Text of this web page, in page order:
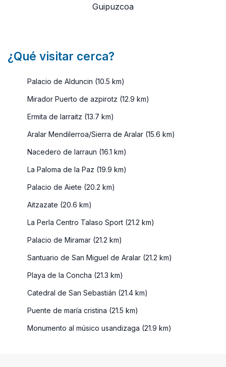
Guipuzcoa
¿Qué visitar cerca?
Palacio de Alduncin (10.5 km)
Mirador Puerto de azpirotz (12.9 km)
Ermita de larraitz (13.7 km)
Aralar Mendilerroa/Sierra de Aralar (15.6 km)
Nacedero de larraun (16.1 km)
La Paloma de la Paz (19.9 km)
Palacio de Aiete (20.2 km)
Aitzazate (20.6 km)
La Perla Centro Talaso Sport (21.2 km)
Palacio de Miramar (21.2 km)
Santuario de San Miguel de Aralar (21.2 km)
Playa de la Concha (21.3 km)
Catedral de San Sebastián (21.4 km)
Puente de maría cristina (21.5 km)
Monumento al músico usandizaga (21.9 km)